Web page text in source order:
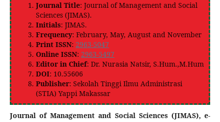
Journal Title: Journal of Management and Social
Sciences (JIMAS).
Initials: JIMAS.
Frequency: February, May, August and November
Print ISSN: 2963-5047
Online ISSN: 2963-5497
Editor in Chief: Dr. Nurasia Natsir, S.Hum.,M.Hum
DOI: 10.55606
Publisher: Sekolah Tinggi Ilmu Administrasi
(STIA) Yappi Makassar
Journal of Management and Social Sciences (JIMAS), e-